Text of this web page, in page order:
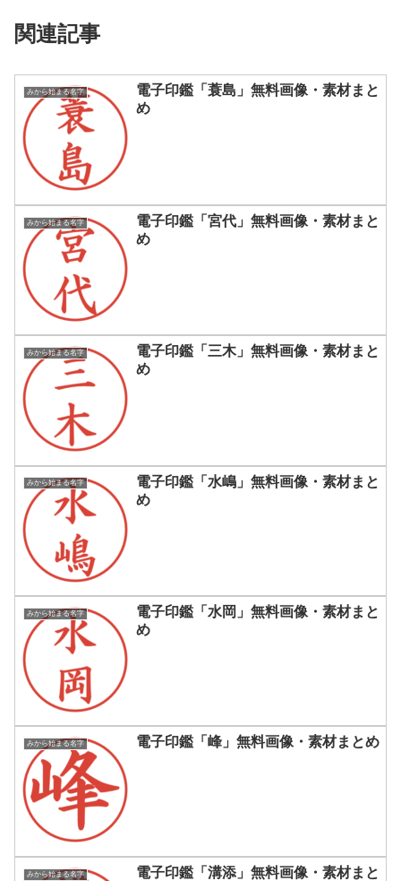
関連記事
みから始まる名字
電子印鑑「蓑島」無料画像・素材まと
め
みから始まる名字
電子印鑑「宮代」無料画像・素材まと
め
みから始まる名字
電子印鑑「三木」無料画像・素材まと
め
みから始まる名字
電子印鑑「水嶋」無料画像・素材まと
め
みから始まる名字
電子印鑑「水岡」無料画像・素材まと
め
みから始まる名字 電子印鑑「峰」無料画像・素材まとめ
みから始まる名字
電子印鑑「溝添」無料画像・素材まと